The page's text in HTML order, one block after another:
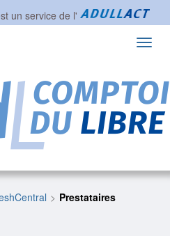
un service de l'
Prestataires